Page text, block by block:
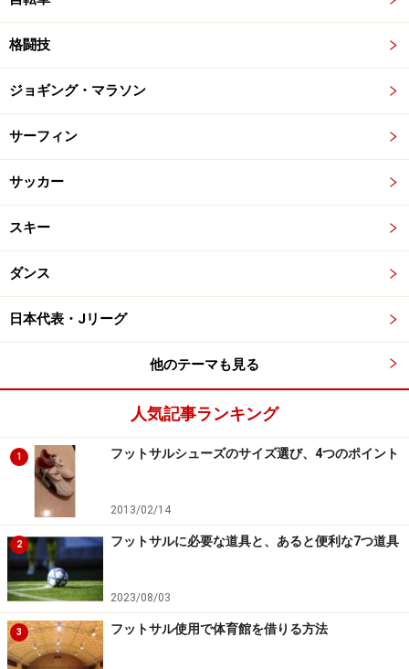
格闘技
ジョギング・マラソン
サーフィン
サッカー
スキー
ダンス
日本代表・Jリーグ
他のテーマも見る
人気記事ランキング
1 フットサルシューズのサイズ選び、4つのポイント
2013/02/14
2 フットサルに必要な道具と、あると便利な7つ道具
2023/08/03
3 フットサル使用で体育館を借りる方法